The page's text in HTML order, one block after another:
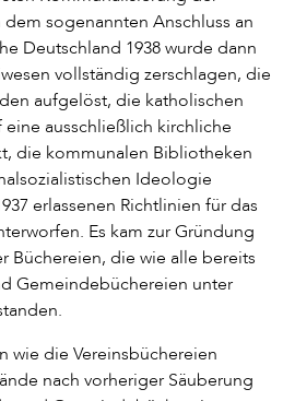
sogenannten Anschluss an
Deutschland 1938 wurde dann
vollständig zerschlagen, die
aufgelöst, die katholischen
ausschließlich kirchliche
die kommunalen Bibliotheken
Ideologie
erlassenen Richtlinien für das
Es kam zur Gründung
Büchereien, die wie alle bereits
Gemeindebüchereien unter
wie die Vereinsbüchereien
nach vorheriger Säuberung